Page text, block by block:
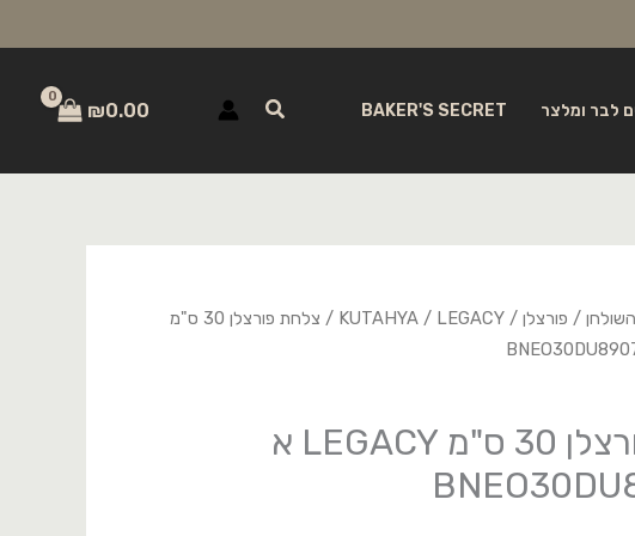
לבר ומלצר BAKER'S SECRET חיפוש ₪0.00
/ פורצלן /
KUTAHYA/ LEGACY
/ צלחת פורצלן 30 ס"מ
צלחת פורצלן 30 ס"מ LEGACY א